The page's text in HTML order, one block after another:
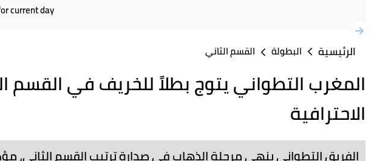
current day
الرئيسية البطولة القسم الثاني
المغرب التطواني يتوج بطلاً للخريف في القسم
الاحترافية
الفريق التطواني ينهي مرحلة الذهاب في صدارة ترتيب القسم الثاني،